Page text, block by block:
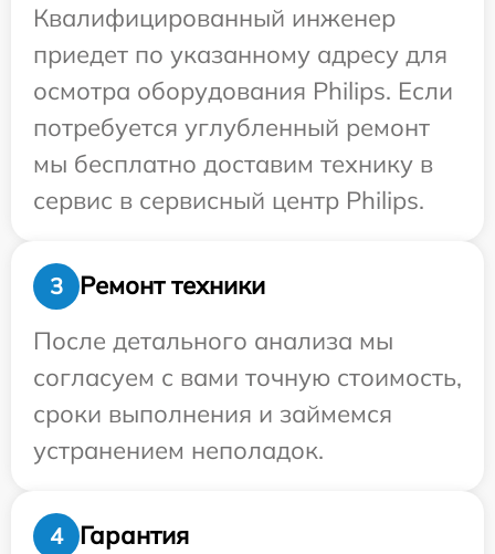
Квалифицированный инженер
приедет по указанному адресу для
осмотра оборудования Philips. Если
потребуется углубленный ремонт
мы бесплатно доставим технику в
сервис в сервисный центр Philips.
3
Ремонт техники
После детального анализа мы
согласуем с вами точную стоимость,
сроки выполнения и займемся
устранением неполадок.
4
Гарантия